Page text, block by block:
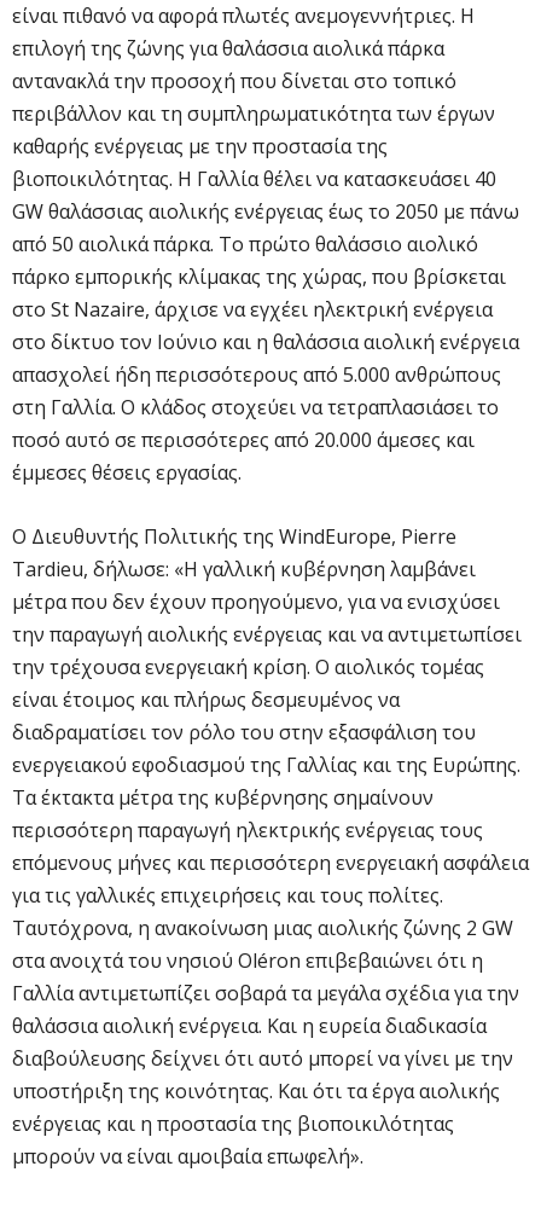
είναι πιθανό να αφορά πλωτές ανεμογεννήτριες. Η
επιλογή της ζώνης για θαλάσσια αιολικά πάρκα
αντανακλά την προσοχή που δίνεται στο τοπικό
περιβάλλον και τη συμπληρωματικότητα των έργων
καθαρής ενέργειας με την προστασία της
βιοποικιλότητας. Η Γαλλία θέλει να κατασκευάσει 40
GW θαλάσσιας αιολικής ενέργειας έως το 2050 με πάνω
από 50 αιολικά πάρκα. Το πρώτο θαλάσσιο αιολικό
πάρκο εμπορικής κλίμακας της χώρας, που βρίσκεται
στο St Nazaire, άρχισε να εγχέει ηλεκτρική ενέργεια
στο δίκτυο τον Ιούνιο και η θαλάσσια αιολική ενέργεια
απασχολεί ήδη περισσότερους από 5.000 ανθρώπους
στη Γαλλία. Ο κλάδος στοχεύει να τετραπλασιάσει το
ποσό αυτό σε περισσότερες από 20.000 άμεσες και
έμμεσες θέσεις εργασίας.
Ο Διευθυντής Πολιτικής της WindEurope, Pierre
Tardieu, δήλωσε: «Η γαλλική κυβέρνηση λαμβάνει
μέτρα που δεν έχουν προηγούμενο, για να ενισχύσει
την παραγωγή αιολικής ενέργειας και να αντιμετωπίσει
την τρέχουσα ενεργειακή κρίση. Ο αιολικός τομέας
είναι έτοιμος και πλήρως δεσμευμένος να
διαδραματίσει τον ρόλο του στην εξασφάλιση του
ενεργειακού εφοδιασμού της Γαλλίας και της Ευρώπης.
Τα έκτακτα μέτρα της κυβέρνησης σημαίνουν
περισσότερη παραγωγή ηλεκτρικής ενέργειας τους
επόμενους μήνες και περισσότερη ενεργειακή ασφάλεια
για τις γαλλικές επιχειρήσεις και τους πολίτες.
Ταυτόχρονα, η ανακοίνωση μιας αιολικής ζώνης 2 GW
στα ανοιχτά του νησιού Oléron επιβεβαιώνει ότι η
Γαλλία αντιμετωπίζει σοβαρά τα μεγάλα σχέδια για την
θαλάσσια αιολική ενέργεια. Και η ευρεία διαδικασία
διαβούλευσης δείχνει ότι αυτό μπορεί να γίνει με την
υποστήριξη της κοινότητας. Και ότι τα έργα αιολικής
ενέργειας και η προστασία της βιοποικιλότητας
μπορούν να είναι αμοιβαία επωφελή».